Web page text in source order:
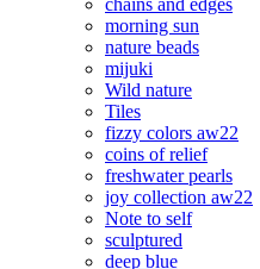
chains and edges
morning sun
nature beads
mijuki
Wild nature
Tiles
fizzy colors aw22
coins of relief
freshwater pearls
joy collection aw22
Note to self
sculptured
deep blue